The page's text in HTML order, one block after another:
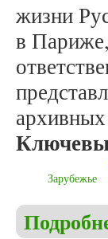
жизни
в
Зарубежье